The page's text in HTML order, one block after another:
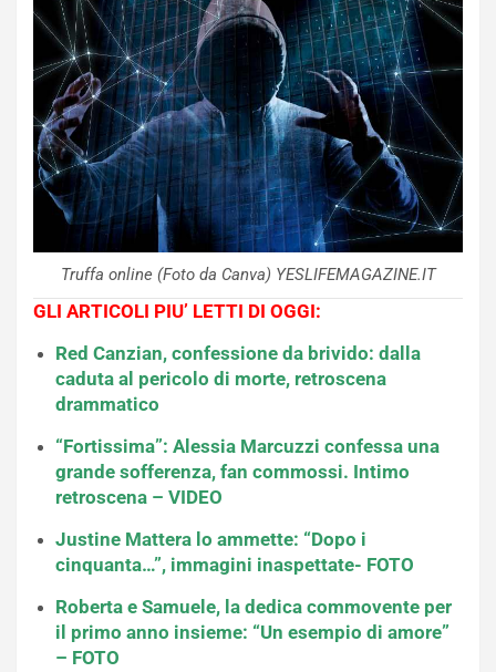
Truffa online (Foto da Canva) YESLIFEMAGAZINE.IT
GLI ARTICOLI PIU’ LETTI DI OGGI:
Red Canzian, confessione da brivido: dalla
caduta al pericolo di morte, retroscena
drammatico
“Fortissima”: Alessia Marcuzzi confessa una
grande sofferenza, fan commossi. Intimo
retroscena – VIDEO
Justine Mattera lo ammette: “Dopo i
cinquanta…”, immagini inaspettate- FOTO
Roberta e Samuele, la dedica commovente per
il primo anno insieme: “Un esempio di amore”
– FOTO